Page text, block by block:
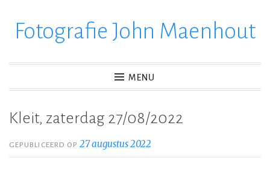
verderFotografie John Maenhout
MENU
Kleit, zaterdag 27/08/2022
GEPUBLICEERD OP27 augustus 2022